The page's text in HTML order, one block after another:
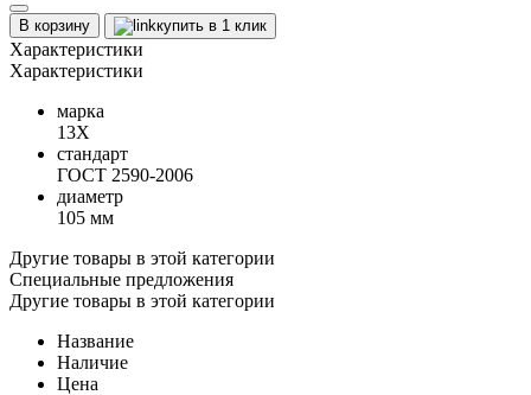
В корзину купить в 1 клик
Характеристики
Характеристики
марка
13Х
стандарт
ГОСТ 2590-2006
диаметр
105 мм
Другие товары в этой категории
Специальные предложения
Другие товары в этой категории
Название
Наличие
Цена